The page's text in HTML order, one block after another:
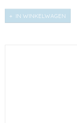
IN WINKELWAGEN